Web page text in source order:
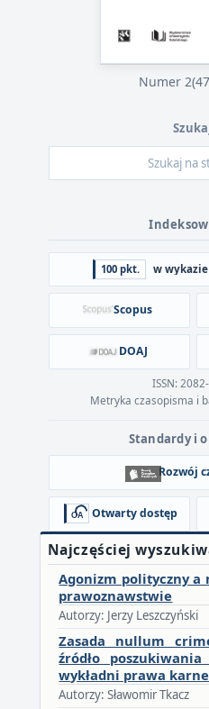
Numer
100 pkt. w
Scopus
DOAJ
ISSN:
Metryka czasopisma i
Standardy i
Rozwój
Otwarty dostęp
Najczęściej
Agonizm polityczny a
prawoznawstwie
Autorzy: Jerzy Leszczyński
Zasada nullum
źródło
wykładni prawa
Autorzy: Sławomir Tkacz